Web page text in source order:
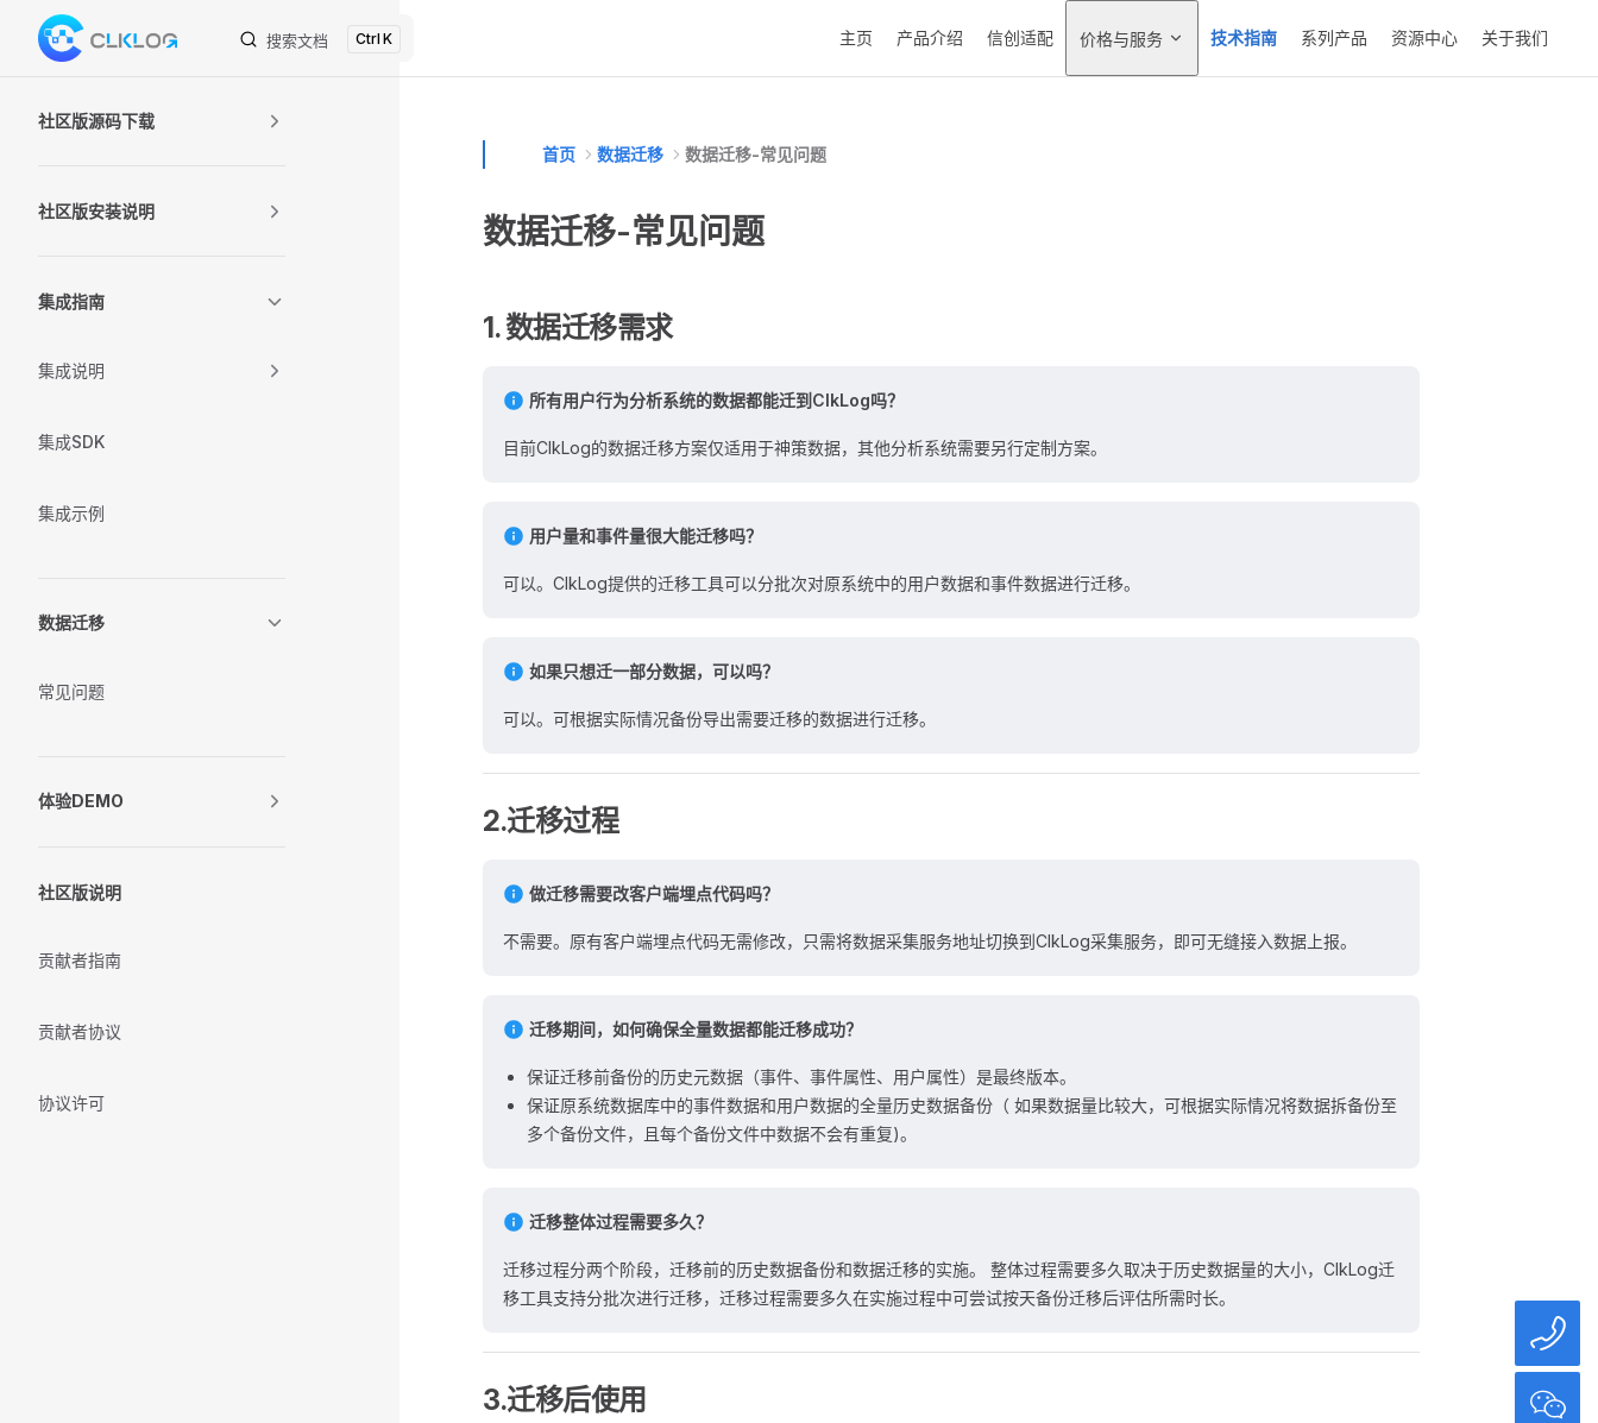
Skip to content 搜索文档 K
主页
产品介绍 信创适配 价格与服务 技术指南 系列产品 资源中心 关于我们
社区版源码下载
社区版安装说明
集成指南
集成说明
集成SDK
集成示例
数据迁移
常见问题
体验DEMO
社区版说明
贡献者指南
贡献者协议
协议许可
首页 数据迁移 数据迁移-常见问题
数据迁移-常见问题
1. 数据迁移需求
所有用户行为分析系统的数据都能迁到ClkLog吗？
目前ClkLog的数据迁移方案仅适用于神策数据，其他分析系统需要另行定制方案。
用户量和事件量很大能迁移吗？
可以。ClkLog提供的迁移工具可以分批次对原系统中的用户数据和事件数据进行迁移。
如果只想迁一部分数据，可以吗？
可以。可根据实际情况备份导出需要迁移的数据进行迁移。
2.迁移过程
做迁移需要改客户端埋点代码吗？
不需要。原有客户端埋点代码无需修改，只需将数据采集服务地址切换到ClkLog采集服务，即可无缝接入数据上报。
迁移期间，如何确保全量数据都能迁移成功？
保证迁移前备份的历史元数据（事件、事件属性、用户属性）是最终版本。
保证原系统数据库中的事件数据和用户数据的全量历史数据备份（ 如果数据量比较大，可根据实际情况将数据拆备份至
多个备份文件，且每个备份文件中数据不会有重复)。
迁移整体过程需要多久？
迁移过程分两个阶段，迁移前的历史数据备份和数据迁移的实施。 整体过程需要多久取决于历史数据量的大小，ClkLog迁
移工具支持分批次进行迁移，迁移过程需要多久在实施过程中可尝试按天备份迁移后评估所需时长。
3.迁移后使用